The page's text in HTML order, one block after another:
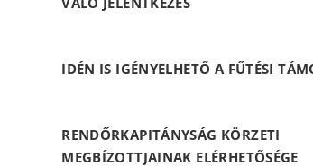
IDÉN IS IGÉNYELHETŐ A FŰTÉSI
RENDŐRKAPITÁNYSÁG KÖRZETI
MEGBÍZOTTJAINAK ELÉRHETŐSÉGE